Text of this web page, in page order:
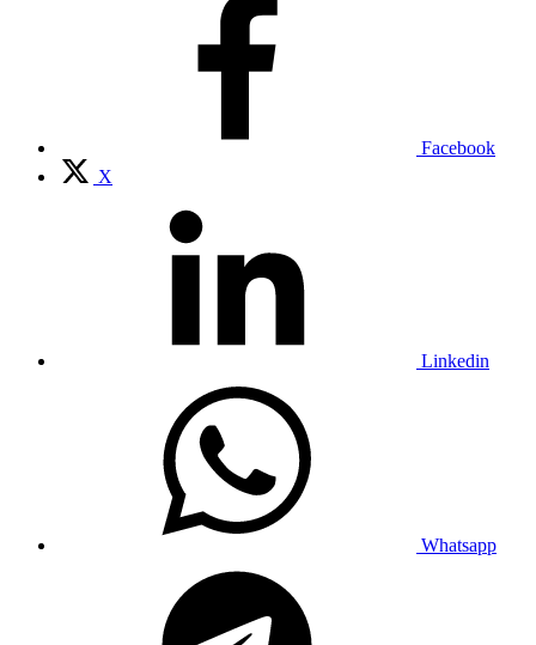
Facebook
X
Linkedin
Whatsapp